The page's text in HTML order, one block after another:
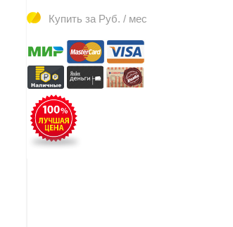
Купить за Руб. / мес